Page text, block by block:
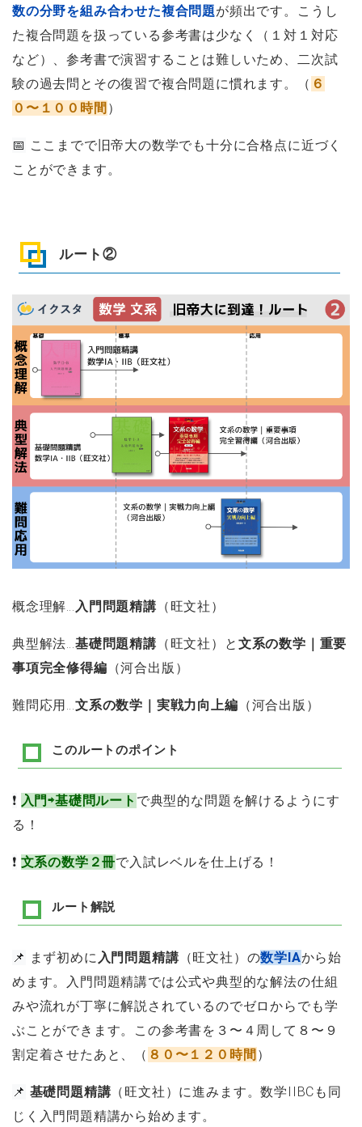
数の分野を組み合わせた複合問題が頻出です。こうし
た複合問題を扱っている参考書は少なく（１対１対応
など）、参考書で演習することは難しいため、二次試
験の過去問とその復習で複合問題に慣れます。（ ６
０〜１００時間 ）
📅 ここまでで旧帝大の数学でも十分に合格点に近づく
ことができます。
ルート②
概念理解… 入門問題精講 （旺文社）
典型解法…基礎問題精講 （旺文社）と 文系の数学｜重要
事項完全修得編 （河合出版）
難問応用…文系の数学｜実戦力向上編 （河合出版）
このルートのポイント
❗ 入門⇨基礎問ルート で典型的な問題を解けるようにす
る！
❗ 文系の数学２冊で入試レベルを仕上げる！
ルート解説
📌 まず初めに 入門問題精講 （旺文社）の数学IAから始
めます。入門問題精講では公式や典型的な解法の仕組
みや流れが丁寧に解説されているのでゼロからでも学
ぶことができます。この参考書を３〜４周して８〜９
割定着させたあと、（ ８０〜１２０時間 ）
📌 基礎問題精講 （旺文社）に進みます。数学IIBCも同
じく入門問題精講から始めます。